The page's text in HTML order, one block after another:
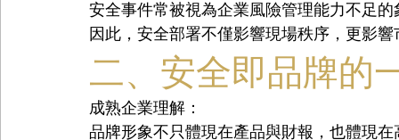
安全事件常被視為企業風險管理能力不足的
因此，安全部署不僅影響現場秩序，更影
二、安全即品牌的
成熟企業理解：
品牌形象不只體現在產品與財報，也體現